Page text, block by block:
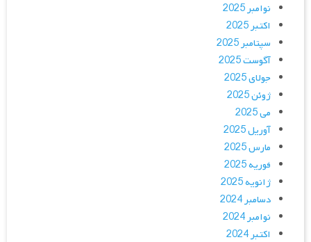
نوامبر 2025
اکتبر 2025
سپتامبر 2025
آگوست 2025
جولای 2025
ژوئن 2025
می 2025
آوریل 2025
مارس 2025
فوریه 2025
ژانویه 2025
دسامبر 2024
نوامبر 2024
اکتبر 2024